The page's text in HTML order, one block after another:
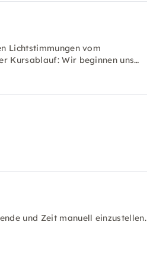
Lichtstimmungen vom
Kursablauf: Wir beginnen uns…
und Zeit manuell einzustellen.